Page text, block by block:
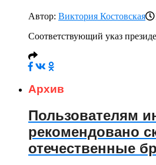
Автор: Виктория Костовская
Соответствующий указ
Архив
Пользователям
рекомендовано
отечественные